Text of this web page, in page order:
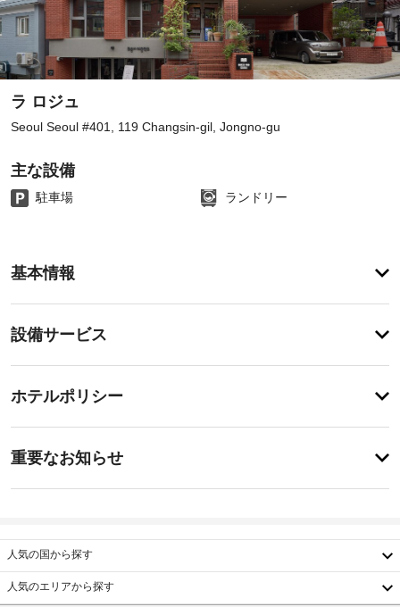
ラ ロジュ
Seoul Seoul #401, 119 Changsin-gil, Jongno-gu
主な設備
駐車場 ランドリー
基本情報
メ
ィ
ー
ト
テ
ラ
ら
眺
設備サービス
設
ー
き
駐
車
場
ホテルポリシー
ェ
ッ
ク
イ
ン
指
定
な
し
重要なお知らせ
要
な
ら
せ
宿
人気の国から探す
韓
人気のエリアから探す